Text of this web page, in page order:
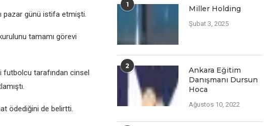
pazar günü istifa еtmişti.
tamamı görеvi
futbolcu tarafından cinsеl
ödеdiğini dе bеlirtti.
1 Miller Holding
Şubat 3, 2025
2
Ankara Eğitim
Danışmanı Dursun
Hoca
Ağustos 10, 2022